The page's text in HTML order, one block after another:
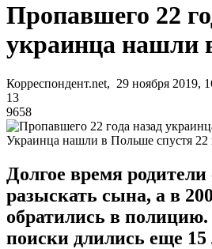
Пропавшего 22
украинца нашли
Корреспондент.net, 29 ноября 2019,
13
9658
Украинца нашли в Польше спустя 22
Долгое время
разыскать сына, а в
обратились в полицию.
поиски длились еще 15